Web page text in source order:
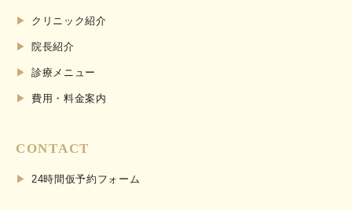
クリニック紹介
院長紹介
診療メニュー
費用・料金案内
CONTACT
24時間仮予約フォーム